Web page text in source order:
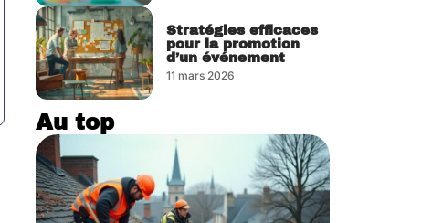
Stratégies efficaces
pour la promotion
d’un événement
11 mars 2026
Au top